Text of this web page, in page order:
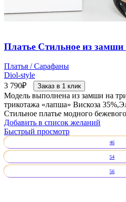
Платье Стильное из
Платья / Сарафаны
Diol-style
3 790₽ Заказ в 1 клик
Модель выполнена из замши на
трикотажа «лапша» Вискоза
Стильное платье модного
Добавить в список желаний
Быстрый просмотр
46
54
56